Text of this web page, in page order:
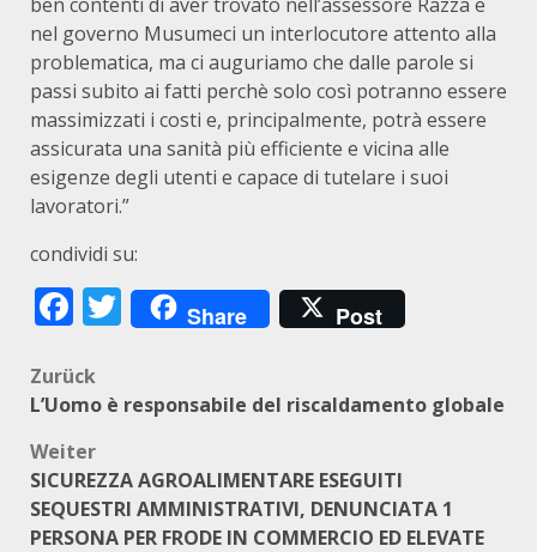
nel governo Musumeci un interlocutore attento alla
problematica, ma ci auguriamo che dalle parole si
passi subito ai fatti perchè solo così potranno essere
massimizzati i costi e, principalmente, potrà essere
assicurata una sanità più efficiente e vicina alle
esigenze degli utenti e capace di tutelare i suoi
lavoratori.”
condividi su:
Facebook
Twitter
Share Post
Beitragsnavigation
Zurück
L’Uomo è responsabile del riscaldamento globale
Weiter
SICUREZZA AGROALIMENTARE ESEGUITI
SEQUESTRI AMMINISTRATIVI, DENUNCIATA 1
PERSONA PER FRODE IN COMMERCIO ED ELEVATE